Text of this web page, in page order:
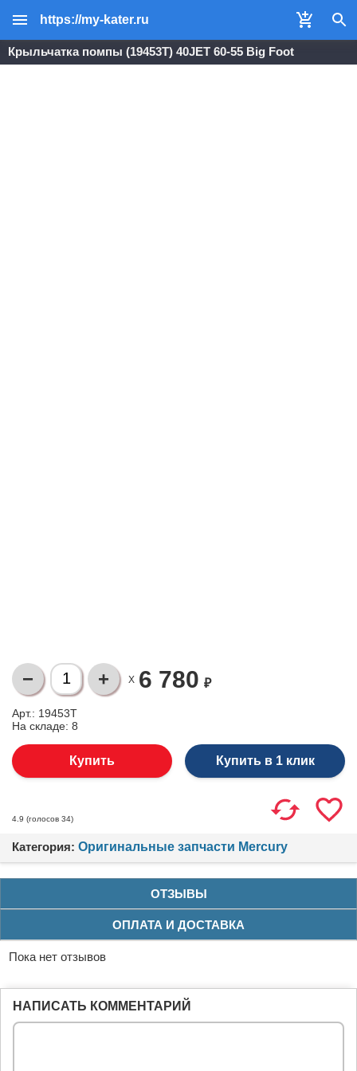
https://my-kater.ru
Крыльчатка помпы (19453T) 40JET 60-55 Big Foot
X 6 780 ₽
Арт.: 19453T
На складе: 8
Купить в 1 клик
4.9 (голосов 34)
Категория: Оригинальные запчасти Mercury
ОТЗЫВЫ
ОПЛАТА И ДОСТАВКА
Пока нет отзывов
НАПИСАТЬ КОММЕНТАРИЙ